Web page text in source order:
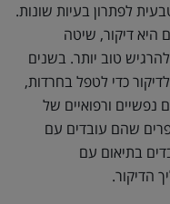
לפתרון בעיות שונות.
היא דיקור, שיטה
טוב יותר. בשנים
כדי לטפל בחרדות,
נפשיים ורפואיים של
שהם עובדים עם
בתיאום עם
הדיקור.